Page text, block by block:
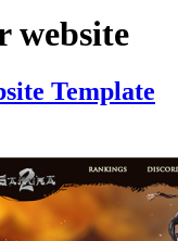
website
Template